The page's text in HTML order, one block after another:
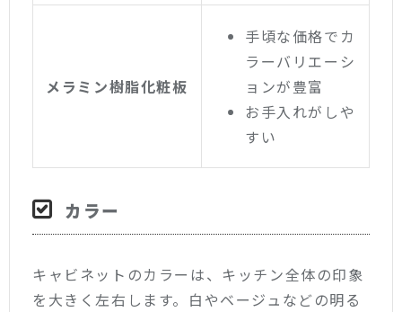
メラミン樹脂化粧板
手頃な価格でカ
ラーバリエーシ
ョンが豊富
お手入れがしや
すい
カラー
キャビネットのカラーは、キッチン全体の印象
を大きく左右します。白やベージュなどの明る